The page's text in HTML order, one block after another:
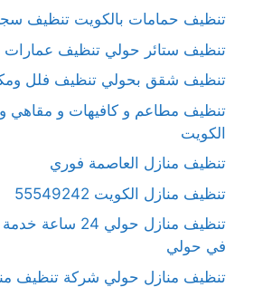
تنظيف حمامات بالكويت تنظيف
تنظيف ستائر حولي تنظيف عمارات
تنظيف شقق بحولي تنظيف فلل
تنظيف مطاعم و كافيهات و
الكويت
تنظيف منازل العاصمة فوري
تنظيف منازل الكويت 55549242
تنظيف منازل حولي
في حولي
تنظيف منازل حولي شركة تنظيف